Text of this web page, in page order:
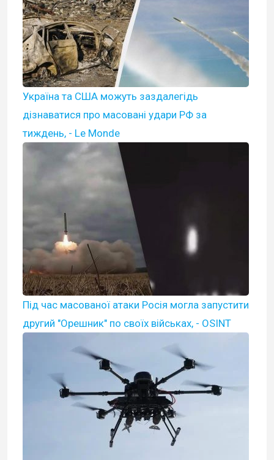
Україна та США можуть заздалегідь
дізнаватися про масовані удари РФ за
тиждень, - Le Monde
Під час масованої атаки Росія могла запустити
другий "Орешник" по своїх військах, - OSINT